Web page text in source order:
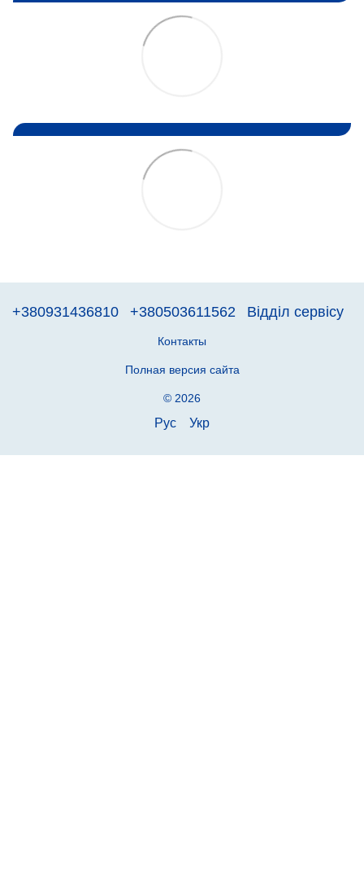
+380931436810 +380503611562 Відділ сервісу
Контакты
Полная версия сайта
© 2026
Рус Укр